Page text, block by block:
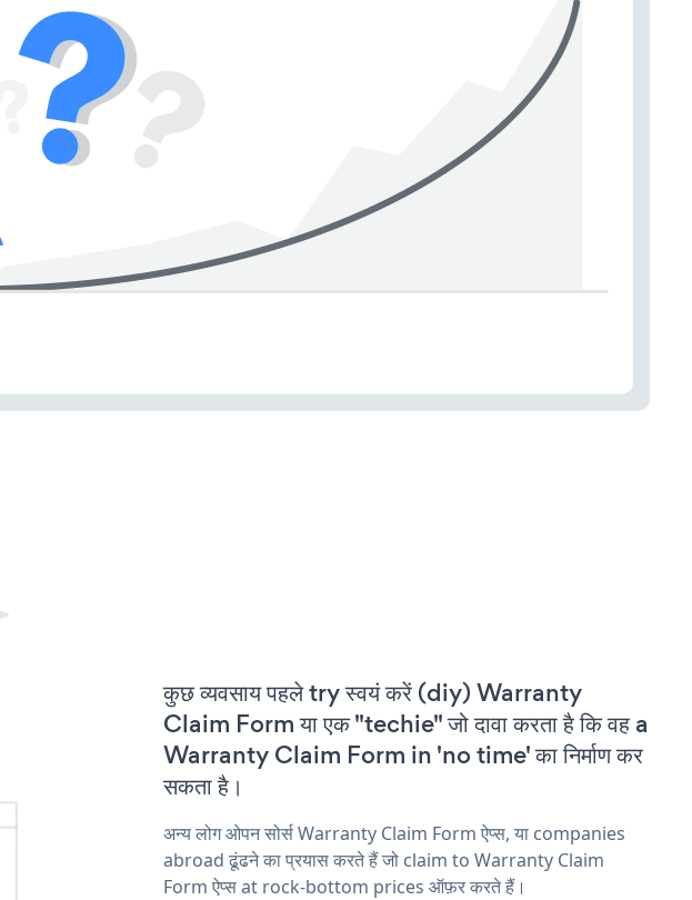
कुछ व्यवसाय पहले try स्वयं करें (diy) Warranty
Claim Form या एक "techie" जो दावा करता है कि वह a
Warranty Claim Form in 'no time' का निर्माण कर
सकता है।
अन्य लोग ओपन सोर्स Warranty Claim Form ऐप्स, या companies
abroad ढूंढने का प्रयास करते हैं जो claim to Warranty Claim
Form ऐप्स at rock-bottom prices ऑफ़र करते हैं।